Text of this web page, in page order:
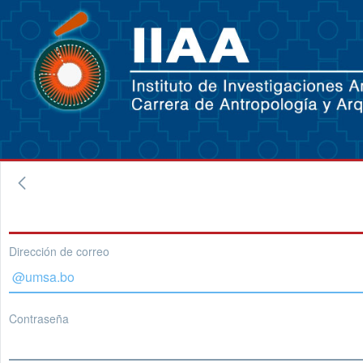
Dirección de correo
Contraseña